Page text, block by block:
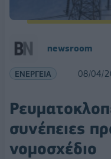
newsroom
ΕΝΕΡΓΕΙΑ 08/04/
συνέπειες
νομοσχέδιο